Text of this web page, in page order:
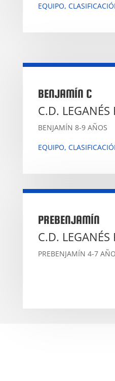
EQUIPO,
BENJAMÍN C
C.D. LEGANÉS
BENJAMÍN 8-9 AÑOS
EQUIPO,
PREBENJAMÍN
C.D. LEGANÉS
PREBENJAMÍN 4-7